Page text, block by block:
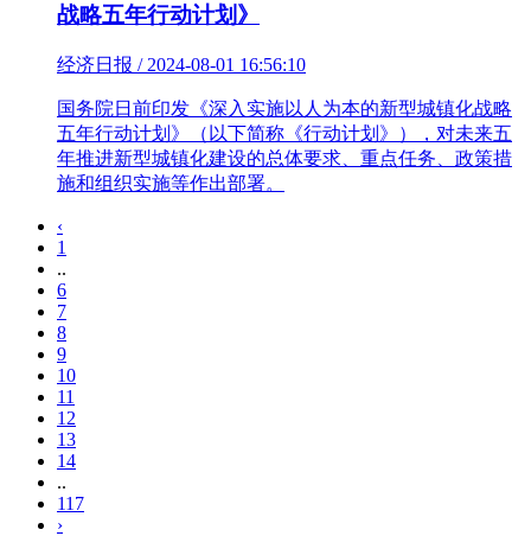
战略五年行动计划》
经济日报 / 2024-08-01 16:56:10
国务院日前印发《深入实施以人为本的新型城镇化战略
五年行动计划》（以下简称《行动计划》），对未来五
年推进新型城镇化建设的总体要求、重点任务、政策措
施和组织实施等作出部署。
‹
1
..
6
7
8
9
10
11
12
13
14
..
117
›